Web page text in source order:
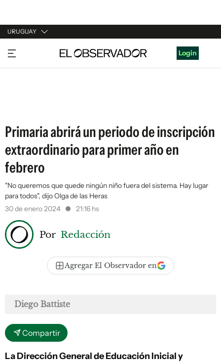
URUGUAY
URUGUAY
ARGENTINA
Login
Primaria abrirá un periodo de inscripción
extraordinario para primer año en
febrero
"No queremos que quede ningún niño fuera del sistema. Hay lugar
para todos", dijo Olga de las Heras
30 de enero 2024
21:16 hs
Por Redacción
Agregar El Observador en
Diego Battiste
Compartir
La Dirección General de Educación Inicial y